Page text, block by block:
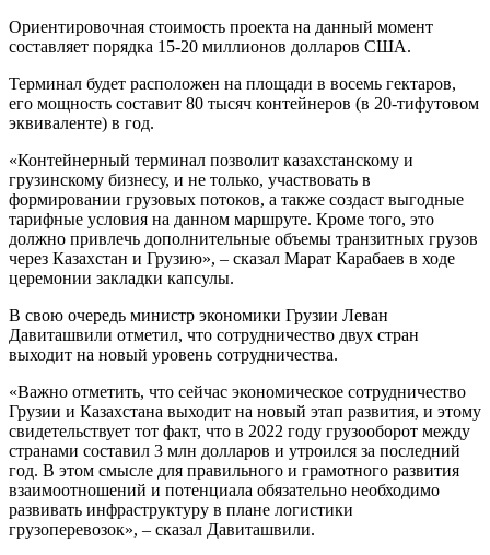
Ориентировочная стоимость проекта на данный момент
составляет порядка 15-20 миллионов долларов США.
Терминал будет расположен на площади в восемь гектаров,
его мощность составит 80 тысяч контейнеров (в 20-тифутовом
эквиваленте) в год.
«Контейнерный терминал позволит казахстанскому и
грузинскому бизнесу, и не только, участвовать в
формировании грузовых потоков, а также создаст выгодные
тарифные условия на данном маршруте. Кроме того, это
должно привлечь дополнительные объемы транзитных грузов
через Казахстан и Грузию», – сказал Марат Карабаев в ходе
церемонии закладки капсулы.
В свою очередь министр экономики Грузии Леван
Давиташвили отметил, что сотрудничество двух стран
выходит на новый уровень сотрудничества.
«Важно отметить, что сейчас экономическое сотрудничество
Грузии и Казахстана выходит на новый этап развития, и этому
свидетельствует тот факт, что в 2022 году грузооборот между
странами составил 3 млн долларов и утроился за последний
год. В этом смысле для правильного и грамотного развития
взаимоотношений и потенциала обязательно необходимо
развивать инфраструктуру в плане логистики
грузоперевозок», – сказал Давиташвили.